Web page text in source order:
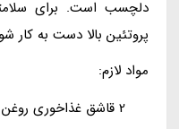
دلچسب است. برای
پروتئین بالا دست به کار
مواد لازم:
2 قاشق غذاخوری روغن زیتون